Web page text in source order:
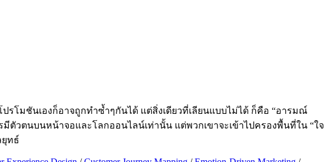
โมชันเองก็อาจถูกทำซ้ำๆกันได้ แต่สิ่งเดียวที่เลียนแบบไม่ได้ ก็คือ “อารมณ์
วตนบนหน้าจอและโลกออนไลน์เท่านั้น แต่พวกเขาจะเข้าไปครองพื้นที่ใน “ใจ
ยุทธ์